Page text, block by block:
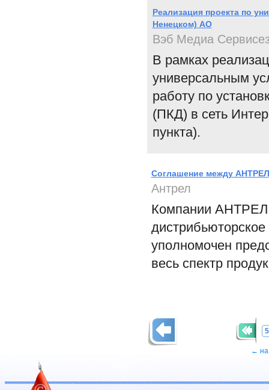
Реализация проекта по
Ненецком) АО
Вэб Медиа
В рамках
универсальным
работу по
(ПКД) в сеть
пункта).
Соглашение между
Антрел
Компании АНТРЕЛ
уполномочен
весь спектр
← на